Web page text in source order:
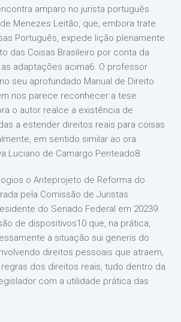
amparo no jurista português
Menezes Leitão, que, embora trate
Português, expede lição plenamente
das Coisas Brasileiro por conta da
adaptações acima6. O professor
seu aprofundado Manual de Direito
nos parece reconhecer a tese
o autor realce a existência de
a estender direitos reais para coisas
em sentido similar ao ora
Luciano de Camargo Penteado8.
o Anteprojeto de Reforma do
pela Comissão de Juristas
do Senado Federal em 20239.
de dispositivos10 que, na prática,
a situação sui generis do
direitos pessoais que atraem,
dos direitos reais, tudo dentro da
com a utilidade prática das